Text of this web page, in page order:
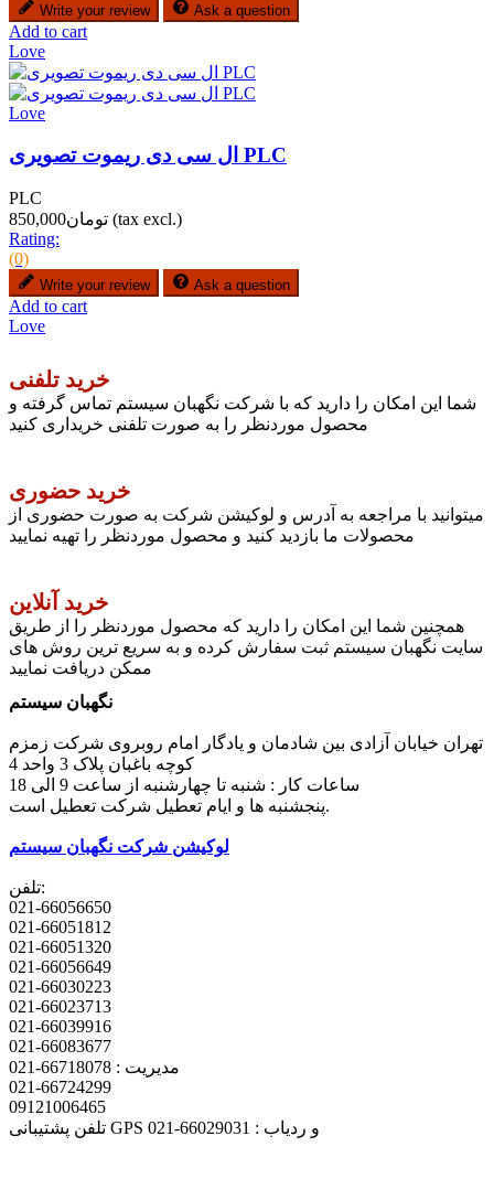
Write your review Ask a question
Add to cart
Love
Love
ال سی دی ریموت تصویری PLC
PLC
تومان850,000 (tax excl.)
Rating:
(0)
Write your review Ask a question
Add to cart
Love
خرید تلفنی
شما این امکان را دارید که با شرکت نگهبان سیستم تماس گرفته و
محصول موردنظر را به صورت تلفنی خریداری کنید
خرید حضوری
میتوانید با مراجعه به آدرس و لوکیشن شرکت به صورت حضوری از
محصولات ما بازدید کنید و محصول موردنظر را تهیه نمایید
خرید آنلاین
همچنین شما این امکان را دارید که محصول موردنظر را از طریق
سایت نگهبان سیستم ثبت سفارش کرده و به سریع ترین روش های
ممکن دریافت نمایید
نگهبان سیستم
تهران خیابان آزادی بین شادمان و یادگار امام روبروی شرکت زمزم
کوچه باغبان پلاک 3 واحد 4
پنجشنبه ها و ایام تعطیل شرکت تعطیل است.
لوکیشن شرکت نگهبان سیستم
تلفن:
021-66056650
021-66051812
021-66051320
021-66056649
021-66030223
021-66023713
021-66039916
021-66083677
مدیریت : 66718078-021
021-66724299
09121006465
تلفن پشتیبانی GPS و ردیاب : 66029031-021